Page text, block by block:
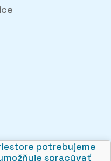
pozorne
zistili, čo sa Vám
tak posúvať vpred.
potrebujeme
spracúvať